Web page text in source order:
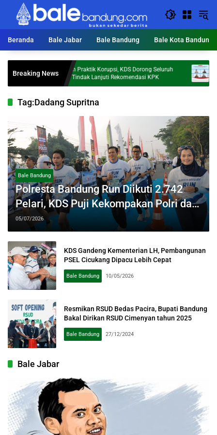
Langsung
konten
Beranda
Bale Jabar Bale Bandung Bale Kota Bandung
Breaking NewsCegah Praktik Korupsi, KDS Dorong Seluruh
OPD Tindak Lanjuti Rekomendasi KPK
Investor
Sebut
Tag:Dadang Supritna
Bale Bandung
Polresta Bandung Run Diikuti 2.742
Pelari, KDS Puji Kekompakan Polri dan
Masyarakat
05/07/2026
KDS Gandeng Kementerian LH, Pembangunan
PSEL Cicukang Dipacu Lebih Cepat
Bale Bandung 10/05/2026
Resmikan RSUD Bedas Pacira, Bupati Bandung
Bakal Dirikan RSUD Cimenyan tahun 2025
Bale Bandung 27/12/2024
Bale Jabar